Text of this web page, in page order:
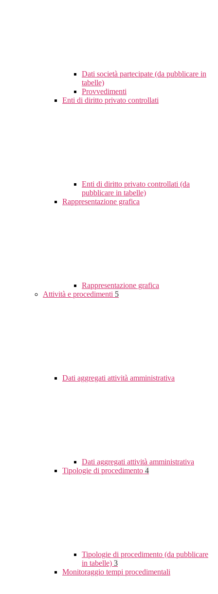
Dati società partecipate (da pubblicare in
tabelle)
Provvedimenti
Enti di diritto privato controllati
Enti di diritto privato controllati (da
pubblicare in tabelle)
Rappresentazione grafica
Rappresentazione grafica
Attività e procedimenti 5
Dati aggregati attività amministrativa
Dati aggregati attività amministrativa
Tipologie di procedimento 4
Tipologie di procedimento (da pubblicare
in tabelle) 3
Monitoraggio tempi procedimentali